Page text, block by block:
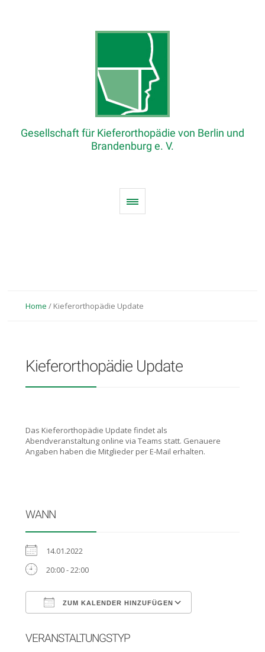
Gesellschaft für Kieferorthopädie von Berlin und
Brandenburg e. V.
Home / Kieferorthopädie Update
Kieferorthopädie Update
Das Kieferorthopädie Update findet als
Abendveranstaltung online via Teams statt. Genauere
Angaben haben die Mitglieder per E-Mail erhalten.
WANN
14.01.2022
20:00 - 22:00
ZUM KALENDER HINZUFÜGEN
VERANSTALTUNGSTYP